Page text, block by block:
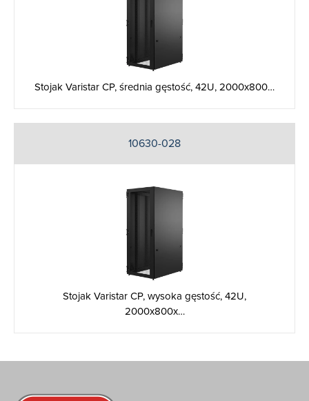
Stojak Varistar CP, średnia gęstość, 42U, 2000x800…
10630-028
Stojak Varistar CP, wysoka gęstość, 42U,
2000x800x…